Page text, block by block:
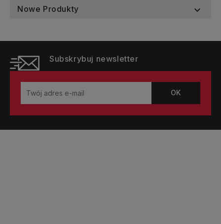
Nowe Produkty 
Subskrybuj newsletter